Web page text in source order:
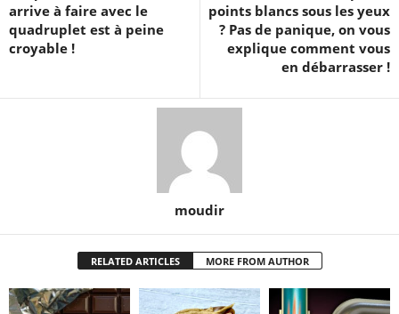
arrive à faire avec le
quadruplet est à peine
croyable !
points blancs sous les yeux
? Pas de panique, on vous
explique comment vous
en débarrasser !
moudir
RELATED ARTICLES MORE FROM AUTHOR